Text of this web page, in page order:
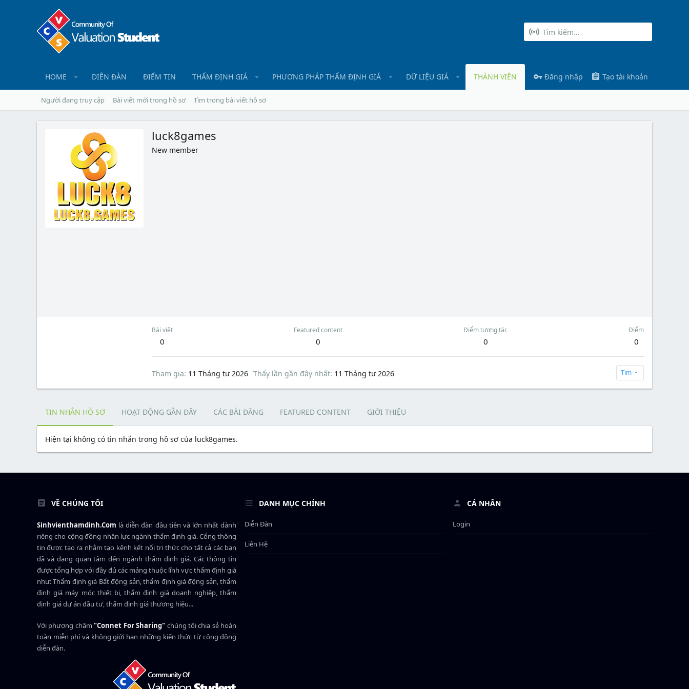
HOME DIỄN ĐÀN ĐIỂM TIN THẨM ĐỊNH GIÁ PHƯƠNG PHÁP THẨM ĐỊNH GIÁ DỮ LIỆU GIÁ THÀNH VIÊN Đăng nhập Tạo tài khoản
Người đang truy cập Bài viết mới trong hồ sơ Tìm trong bài viết hồ sơ
luck8games
New member
Bài viết
0
Featured content
0
Điểm tương tác
0
Điểm
0
Tham gia 11 Tháng tư 2026 Thấy lần gần đây nhất 11 Tháng tư 2026 Tìm
TIN NHẮN HỒ SƠ HOẠT ĐỘNG GẦN ĐÂY CÁC BÀI ĐĂNG FEATURED CONTENT GIỚI THIỆU
Hiện tại không có tin nhắn trong hồ sơ của luck8games.
VỀ CHÚNG TÔI
Sinhvienthamdinh.Com là diễn đàn đầu tiên và lớn nhất dành
riêng cho cộng đồng nhân lực ngành thẩm định giá. Cổng thông
tin được tạo ra nhằm tạo kênh kết nối tri thức cho tất cả các bạn
đã và đang quan tâm đến ngành thẩm định giá. Các thông tin
được tổng hợp với đầy đủ các mảng thuộc lĩnh vực thẩm định giá
như: Thẩm định giá Bất động sản, thẩm định giá động sản, thẩm
định giá máy móc thiết bị, thẩm định giá doanh nghiệp, thẩm
định giá dự án đầu tư, thẩm định giá thương hiệu...
Với phương châm"Connet For Sharing" chúng tôi chia sẻ hoàn
toàn miễn phí và không giới hạn những kiến thức từ cộng đồng
diễn đàn.
DANH MỤC CHÍNH
Diễn Đàn
Liên Hệ
CÁ NHÂN
Login